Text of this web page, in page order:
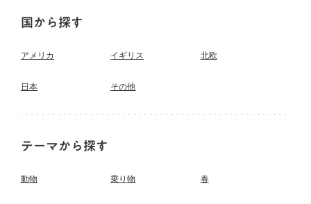
国から探す
アメリカ イギリス 北欧
日本 その他
テーマから探す
動物 乗り物 春